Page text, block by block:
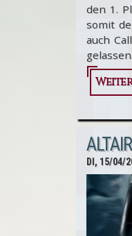
den 1.
somit
auch
DI, 15/04/